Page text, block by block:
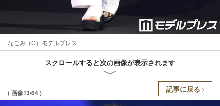
なごみ（C）モデルプレス
スクロールすると次の画像が表示されます
( 画像13/64 ) 記事に戻る